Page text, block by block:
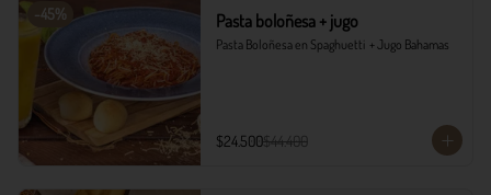
-45% Pasta boloñesa + jugo
Pasta Boloñesa en Spaghuetti  + Jugo Bahamas
$24.500$44.400